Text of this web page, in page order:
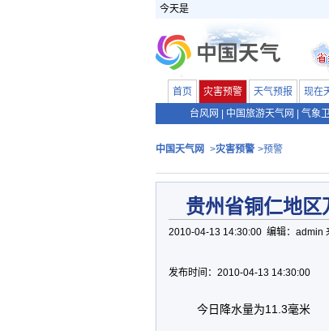
今天是
首页 灾害预警 天气预报 现在
台风网
中国旅游天气网 气象
中国天气网 >灾害预警 >预警
贵州省铜仁地
2010-04-13 14:30:00 编辑：admin
发布时间：2010-04-13 14:30:00
今日降水量为11.3毫米